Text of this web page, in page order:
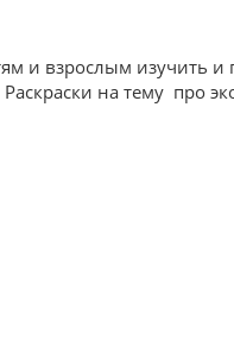
и взрослым
на тему про